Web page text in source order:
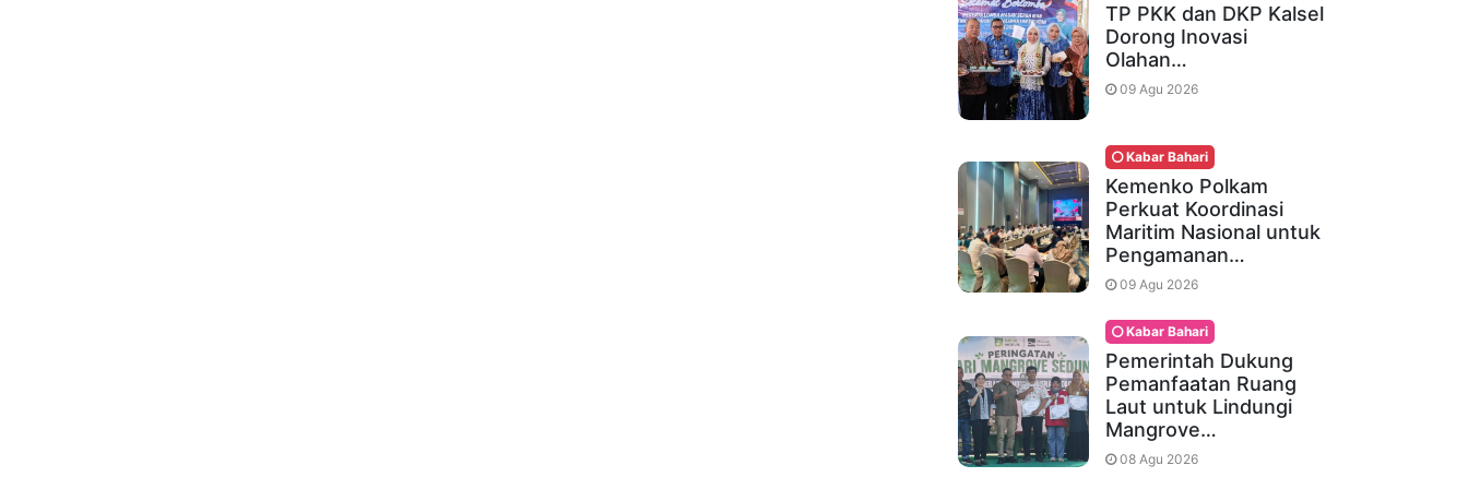
TP PKK dan DKP Kalsel
Dorong Inovasi
Olahan…
09 Agu 2026
Kabar Bahari
Kemenko Polkam
Perkuat Koordinasi
Maritim Nasional untuk
Pengamanan…
09 Agu 2026
Kabar Bahari
Pemerintah Dukung
Pemanfaatan Ruang
Laut untuk Lindungi
Mangrove…
08 Agu 2026